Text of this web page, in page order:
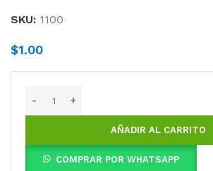
SKU: 1100
$1.00
AÑADIR AL CARRITO
COMPRAR POR WHATSAPP